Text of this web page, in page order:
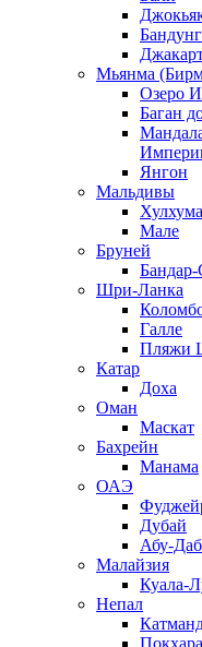
Бандунг
Мьянма
Озеро
Баган
Янгон
Мальдивы
Мале
Бруней
Бандар-
Шри-Ланка
Галле
Пляжи
Катар
Доха
Оман
Маскат
Бахрейн
Манама
ОАЭ
Дубай
Абу-
Малайзия
Куала-
Непал
Покхара